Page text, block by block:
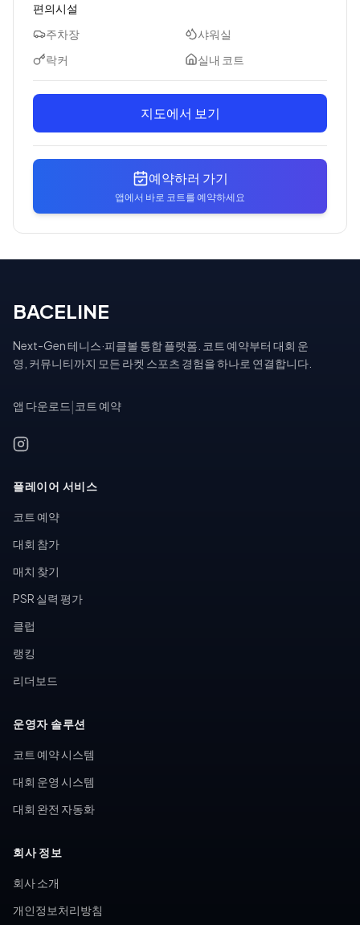
편의시설
주차장
샤워실
락커
실내 코트
지도에서 보기
예약하러 가기
앱에서 바로 코트를 예약하세요
BACELINE
Next-Gen 테니스·피클볼 통합 플랫폼. 코트 예약부터 대회 운
영, 커뮤니티까지 모든 라켓 스포츠 경험을 하나로 연결합니다.
앱 다운로드 코트 예약
플레이어 서비스
코트 예약
대회 참가
매치 찾기
PSR 실력 평가
클럽
랭킹
리더보드
운영자 솔루션
코트 예약 시스템
대회 운영 시스템
대회 완전 자동화
회사 정보
회사 소개
개인정보처리방침